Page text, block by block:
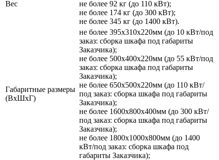
Вес
не более 92 кг (до 110 кВт);
не более 174 кг (до 300 кВт);
не более 345 кг (до 1400 кВт).
Габаритные размеры
(ВхШхГ)
не более 395х310х220мм (до 10 кВт/под
заказ: сборка шкафа под габариты
Заказчика);
не более 500х400х220мм (до 55 кВт/под
заказ: сборка шкафа под габариты
Заказчика);
не более 650х500х220мм (до 110 кВт/
под заказ: сборка шкафа под габариты
Заказчика);
не более 1600х800х400мм (до 300 кВт/
под заказ: сборка шкафа под габариты
Заказчика);
не более 1800х1000х800мм (до 1400
кВт/под заказ: сборка шкафа под
габариты Заказчика);